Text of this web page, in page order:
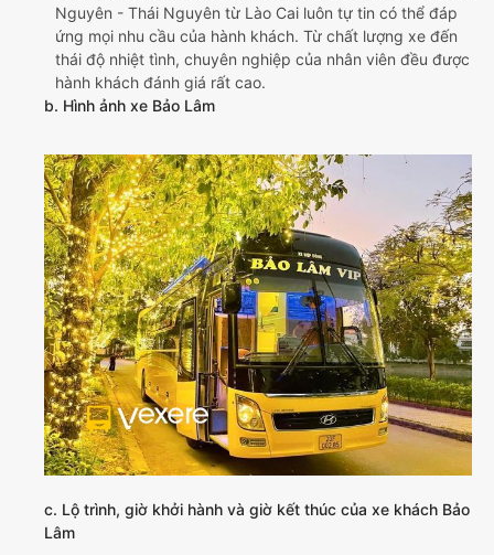
Nguyên - Thái Nguyên từ Lào Cai luôn tự tin có thể đáp
ứng mọi nhu cầu của hành khách. Từ chất lượng xe đến
thái độ nhiệt tình, chuyên nghiệp của nhân viên đều được
hành khách đánh giá rất cao.
b. Hình ảnh xe Bảo Lâm
c. Lộ trình, giờ khởi hành và giờ kết thúc của xe khách Bảo
Lâm